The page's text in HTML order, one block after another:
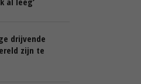
drijvende
zijn te